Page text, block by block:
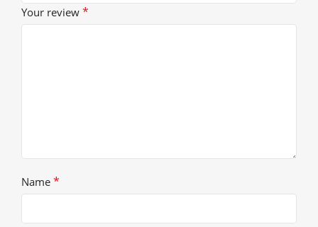
Your review *
Name *